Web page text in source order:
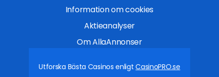
Information om cookies
Aktieanalyser
Om AllaAnnonser
Utforska Bästa Casinos enligtCasinoPRO.se